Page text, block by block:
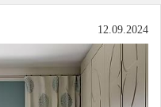
12.09.2024